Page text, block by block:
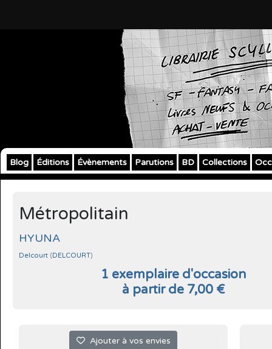
Blog Éditions Évènements Parutions BD Collections
Métropolitain
HYUNA
Delcourt (DELCOURT)
1 exemplaire d'occasion
à partir de 7,00 €
Ajouter à vos envies